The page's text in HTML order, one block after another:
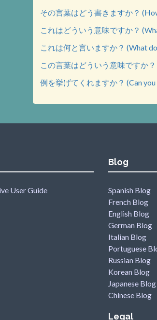
その言葉はどう書きますか？
これはどういう意味ですか？
これは何と言いますか？ (What
この言葉はどういう意味ですか？
例を挙げてくれますか？ (Can you
User Guide
Blog
Spanish Blog
French Blog
English Blog
German Blog
Italian Blog
Portuguese
Russian Blog
Korean Blog
Japanese Blog
Chinese Blog
Legal